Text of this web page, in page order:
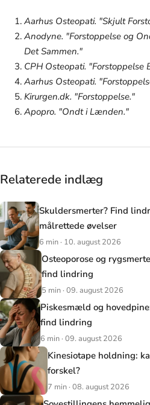
Aarhus Osteopati. "Skjult
Anodyne. "Forstoppelse og
Det Sammen."
CPH Osteopati. "Forstoppelse
Aarhus Osteopati.
Kirurgen.dk. "Forstoppelse."
Apopro. "Ondt i Lænden."
Relaterede indlæg
Skuldersmerter? Find
målrettede øvelser
6 min · 10. august 2026
Osteoporose og
find lindring
5 min · 09. august 2026
Piskesmæld og
find lindring
6 min · 09. august 2026
Kinesiotape holdning:
forskel?
7 min · 08. august 2026